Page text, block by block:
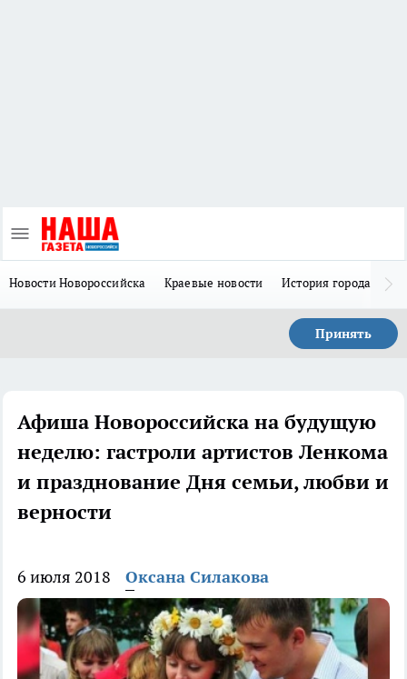
Новости Новороссийска Краевые новости История города Н
Принять
Афиша Новороссийска на будущую
неделю: гастроли артистов Ленкома
и празднование Дня семьи, любви и
верности
6 июля 2018 Оксана Силакова